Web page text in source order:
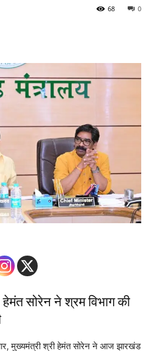
0
68
हेमंत सोरेन ने श्रम विभाग की
मुख्यमंत्री श्री हेमंत सोरेन ने आज झारखंड